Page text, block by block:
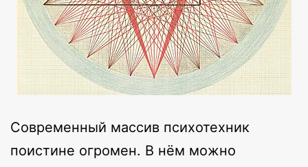
Современный массив психотехник
поистине огромен. В нём можно